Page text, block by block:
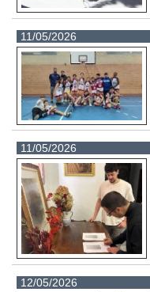
11/05/2026
11/05/2026
12/05/2026